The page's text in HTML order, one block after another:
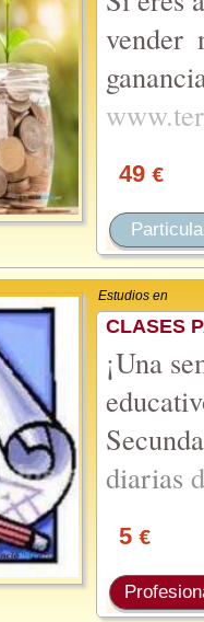
vender
49 €
Estudios en
CLASES
¡Una
diarias
5 €